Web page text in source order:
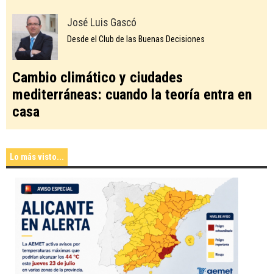
José Luis Gascó
Desde el Club de las Buenas Decisiones
Cambio climático y ciudades
mediterráneas: cuando la teoría entra en
casa
Lo más visto...